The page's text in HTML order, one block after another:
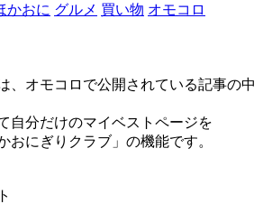
かおに グルメ 買い物 オモコロ
、オモコロで公開されている記事の中
自分だけのマイベストページを
おにぎりクラブ」の機能です。